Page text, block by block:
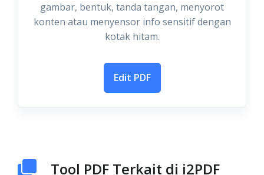
gambar, bentuk, tanda tangan, menyorot
konten atau menyensor info sensitif dengan
kotak hitam.
Edit PDF
Tool PDF Terkait di i2PDF